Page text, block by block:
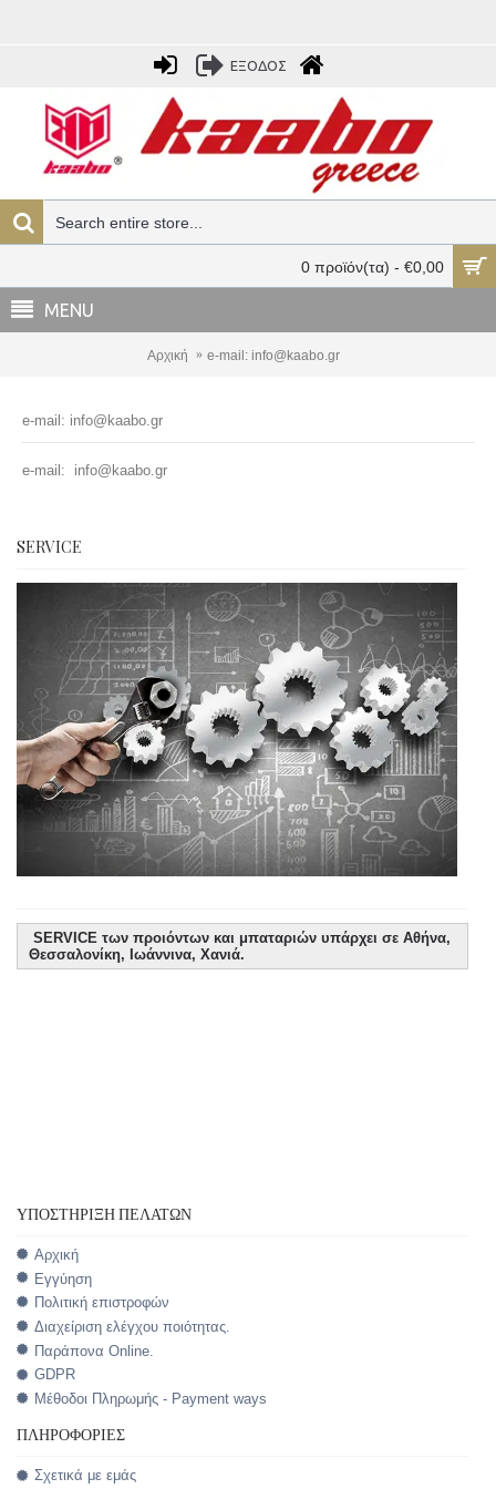
ΕΞΟΔΟΣ
0 προϊόν(τα) - €0,00
MENU
Αρχική e-mail: info@kaabo.gr
e-mail: info@kaabo.gr
e-mail: info@kaabo.gr
SERVICE
SERVICE των προιόντων και μπαταριών υπάρχει σε Αθήνα,
Θεσσαλονίκη, Ιωάννινα, Χανιά.
ΥΠΟΣΤΉΡΙΞΗ ΠΕΛΑΤΏΝ
Αρχική
Εγγύηση
Πολιτική επιστροφών
Διαχείριση ελέγχου ποιότητας.
Παράπονα Online.
GDPR
Μέθοδοι Πληρωμής - Payment ways
ΠΛΗΡΟΦΟΡΊΕΣ
Σχετικά με εμάς